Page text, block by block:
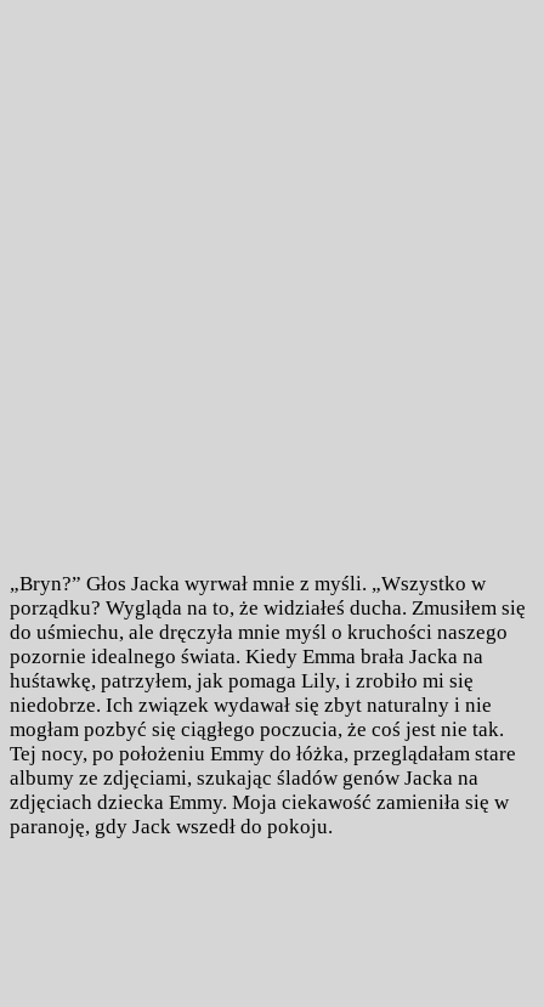
„Bryn?” Głos Jacka wyrwał mnie z myśli. „Wszystko w
porządku? Wygląda na to, że widziałeś ducha. Zmusiłem się
do uśmiechu, ale dręczyła mnie myśl o kruchości naszego
pozornie idealnego świata. Kiedy Emma brała Jacka na
huśtawkę, patrzyłem, jak pomaga Lily, i zrobiło mi się
niedobrze. Ich związek wydawał się zbyt naturalny i nie
mogłam pozbyć się ciągłego poczucia, że ​​coś jest nie tak.
Tej nocy, po położeniu Emmy do łóżka, przeglądałam stare
albumy ze zdjęciami, szukając śladów genów Jacka na
zdjęciach dziecka Emmy. Moja ciekawość zamieniła się w
paranoję, gdy Jack wszedł do pokoju.